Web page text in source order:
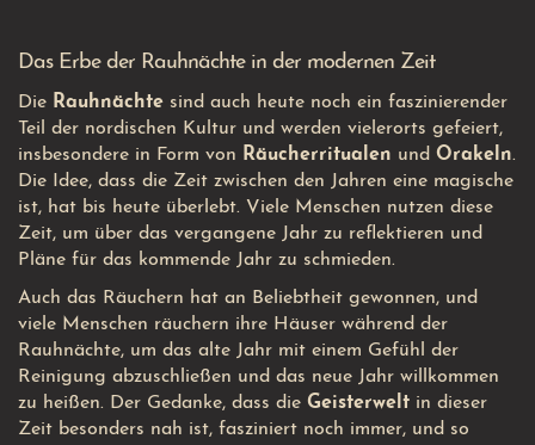
Das Erbe der Rauhnächte in der modernen Zeit
Die Rauhnächte sind auch heute noch ein faszinierender
Teil der nordischen Kultur und werden vielerorts gefeiert,
insbesondere in Form von Räucherritualen und Orakeln.
Die Idee, dass die Zeit zwischen den Jahren eine magische
ist, hat bis heute überlebt. Viele Menschen nutzen diese
Zeit, um über das vergangene Jahr zu reflektieren und
Pläne für das kommende Jahr zu schmieden.
Auch das Räuchern hat an Beliebtheit gewonnen, und
viele Menschen räuchern ihre Häuser während der
Rauhnächte, um das alte Jahr mit einem Gefühl der
Reinigung abzuschließen und das neue Jahr willkommen
zu heißen. Der Gedanke, dass die Geisterwelt in dieser
Zeit besonders nah ist, fasziniert noch immer, und so